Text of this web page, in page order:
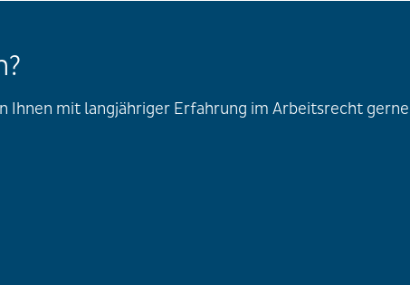
Ihnen mit langjähriger Erfahrung im Arbeitsrecht